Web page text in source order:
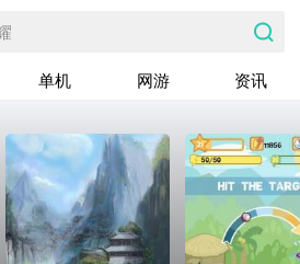
单机 网游 资讯